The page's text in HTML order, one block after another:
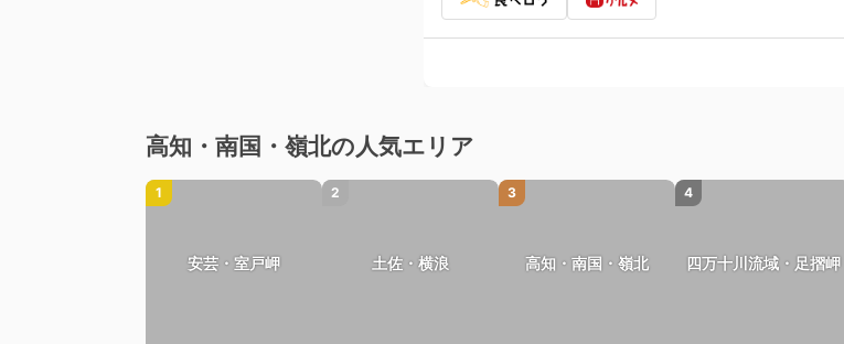
高知・南国・嶺北の人気エリア
1
安芸・室戸岬
2
土佐・横浪
3
高知・南国・嶺北
4
四万十川流域・足摺岬